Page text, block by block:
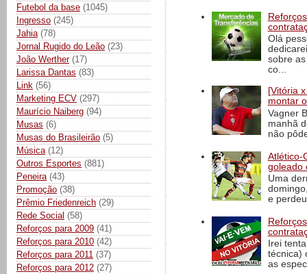
Futebol da base (1045)
Ingresso (245)
Jahia (78)
Jornal Rugido do Leão (23)
João Werther (17)
Larissa Dantas (83)
Link (56)
Marketing ECV (297)
Maurício Naiberg (94)
Musas (6)
Musas do Brasileirão (5)
Música (12)
Outros Esportes (881)
Peneira (43)
Promoção (38)
Prêmio Friedenreich (29)
Rede Social (58)
Reforços para 2009 (41)
Reforços para 2010 (42)
Reforços para 2011 (37)
Reforços para 2012 (27)
Olá
sobre
co...
[Vitória
montar
Vagner
manhã
não
Atlético-
goleado
Uma
e
Irei
técnica)
as